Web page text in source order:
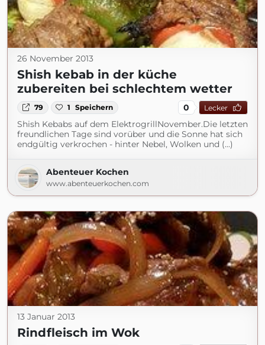
26 November 2013
Shish kebab in der küche
zubereiten bei schlechtem wetter
79 1 Speichern 0 Lecker
Shish Kebabs auf dem ElektrogrillNovember.Die letzten
freundlichen Tage sind vorüber und die Sonne hat sich
endgültig verkrochen - hinter Nebel, Wolken und (...)
Abenteuer Kochen
www.abenteuerkochen.com
13 Januar 2013
Rindfleisch im Wok